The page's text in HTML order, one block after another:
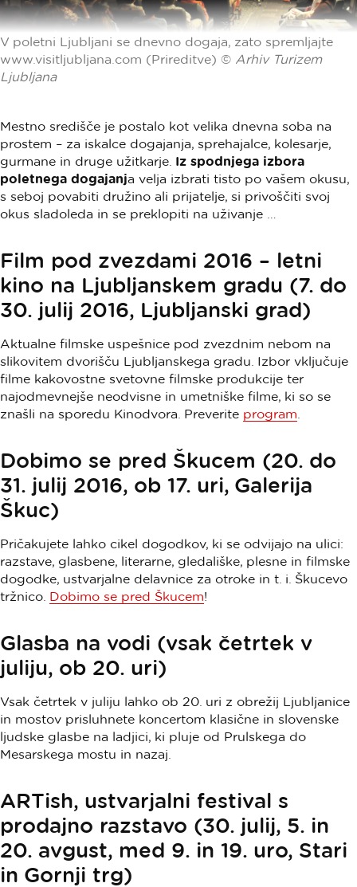
V poletni Ljubljani se dnevno dogaja, zato spremljajte
www.visitljubljana.com (Prireditve) © Arhiv Turizem
Ljubljana
Mestno središče je postalo kot velika dnevna soba na
prostem – za iskalce dogajanja, sprehajalce, kolesarje,
gurmane in druge užitkarje. Iz spodnjega izbora
poletnega dogajanja velja izbrati tisto po vašem okusu,
s seboj povabiti družino ali prijatelje, si privoščiti svoj
okus sladoleda in se preklopiti na uživanje …
Film pod zvezdami 2016 – letni
kino na Ljubljanskem gradu (7. do
30. julij 2016, Ljubljanski grad)
Aktualne filmske uspešnice pod zvezdnim nebom na
slikovitem dvorišču Ljubljanskega gradu. Izbor vključuje
filme kakovostne svetovne filmske produkcije ter
najodmevnejše neodvisne in umetniške filme, ki so se
znašli na sporedu Kinodvora. Preverite program
Dobimo se pred Škucem (20. do
31. julij 2016, ob 17. uri, Galerija
Škuc)
Pričakujete lahko cikel dogodkov, ki se odvijajo na ulici:
razstave, glasbene, literarne, gledališke, plesne in filmske
dogodke, ustvarjalne delavnice za otroke in t. i. Škucevo
tržnico. Dobimo se pred Škucem!
Glasba na vodi (vsak četrtek v
juliju, ob 20. uri)
Vsak četrtek v juliju lahko ob 20. uri z obrežij Ljubljanice
in mostov prisluhnete koncertom klasične in slovenske
ljudske glasbe na ladjici, ki pluje od Prulskega do
Mesarskega mostu in nazaj.
ARTish, ustvarjalni festival s
prodajno razstavo (30. julij, 5. in
20. avgust, med 9. in 19. uro, Stari
in Gornji trg)